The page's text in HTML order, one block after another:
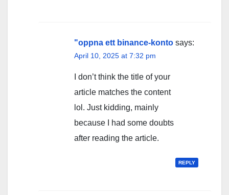
"oppna ett binance-konto says:
April 10, 2025 at 7:32 pm
I don’t think the title of your
article matches the content
lol. Just kidding, mainly
because I had some doubts
after reading the article.
REPLY